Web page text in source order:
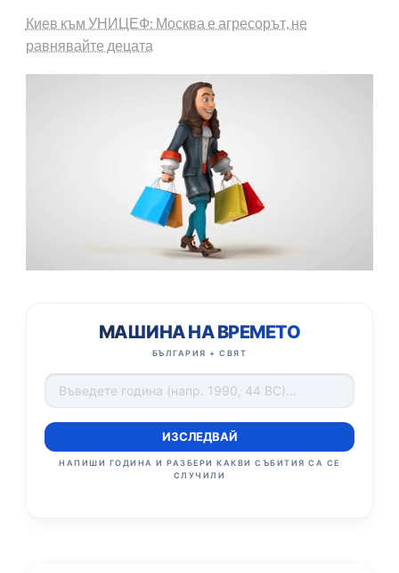
Киев към УНИЦЕФ: Москва е агресорът, не
равнявайте децата
МАШИНА НА ВРЕМЕТО
БЪЛГАРИЯ + СВЯТ
ИЗСЛЕДВАЙ
НАПИШИ ГОДИНА И РАЗБЕРИ КАКВИ СЪБИТИЯ СА СЕ
СЛУЧИЛИ